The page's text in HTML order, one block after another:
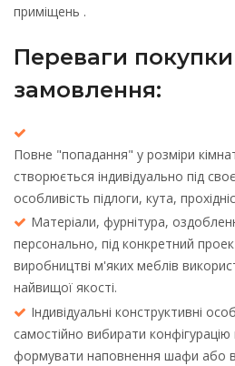
приміщень .
Переваги
замовлення:
Повне "попадання" у розміри
створюється індивідуально під
особливість підлоги, кута,
Матеріали, фурнітура,
персонально, під конкретний
виробництві м'яких меблів
найвищої якості.
Індивідуальні конструктивні
самостійно вибирати
формувати наповнення шафи або